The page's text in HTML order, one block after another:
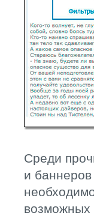
Среди
и